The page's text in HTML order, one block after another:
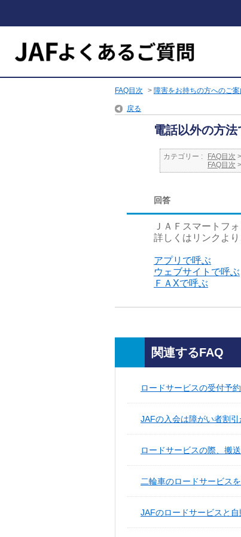
FAQ目次 > 障害をお持ちの方へのご案
戻る
電話以外の方
カテゴリー : FAQ目次 >
FAQ目次 >
回答
ＪＡＦスマートフ
詳しくはリンクより
アプリで呼ぶ
ウェブサイトで呼ぶ
ＦＡXで呼ぶ
関連するFAQ
ロードサービスの受付予
JAFの入会は障がい者割引
ロードサービスの際、搬
二輪車のロードサービス
JAFのロードサービスと